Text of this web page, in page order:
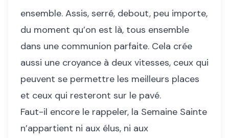
ensemble. Assis, serré, debout, peu importe,
du moment qu’on est là, tous ensemble
dans une communion parfaite. Cela crée
aussi une croyance à deux vitesses, ceux qui
peuvent se permettre les meilleurs places
et ceux qui resteront sur le pavé.
Faut-il encore le rappeler, la Semaine Sainte
n’appartient ni aux élus, ni aux